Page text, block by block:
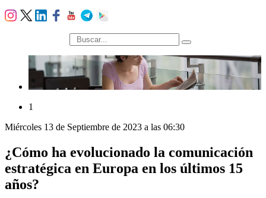
búsqueda
1
Miércoles 13 de Septiembre de 2023 a las 06:30
¿Cómo ha evolucionado la comunicación
estratégica en Europa en los últimos 15
años?